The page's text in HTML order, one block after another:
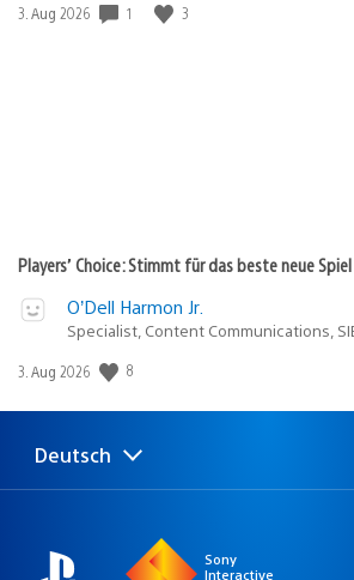
Veröffentlichungsdatum:
3. Aug 2026 1 3
Players’ Choice: Stimmt für das beste neue
O’Dell Harmon Jr.
Specialist, Content Communications,
Veröffentlichungsdatum:
3. Aug 2026 8
Select
a
Aktuelle
Region:
Deutsch
Sony
Interactive